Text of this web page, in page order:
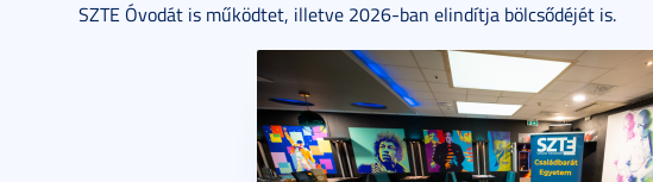
SZTE Óvodát is működtet, illetve 2026-ban elindítja bölcsődéjét is.